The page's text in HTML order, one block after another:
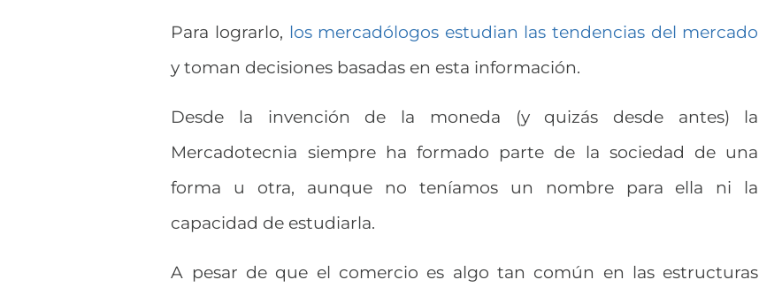
Para lograrlo, los mercadólogos estudian las tendencias del mercado
y toman decisiones basadas en esta información.
Desde la invención de la moneda (y quizás desde antes) la
Mercadotecnia siempre ha formado parte de la sociedad de una
forma u otra, aunque no teníamos un nombre para ella ni la
capacidad de estudiarla.
A pesar de que el comercio es algo tan común en las estructuras